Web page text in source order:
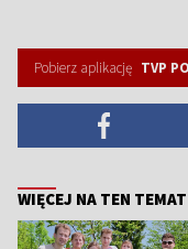
Pobierz aplikację TVP
WIĘCEJ NA TEN TEMAT